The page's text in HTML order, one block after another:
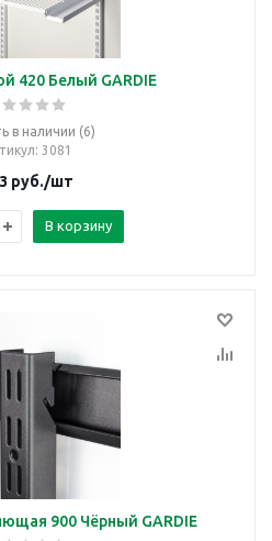
420 Белый GARDIE
в наличии (6)
: 3081
руб./шт
В корзину
900 Чёрный GARDIE